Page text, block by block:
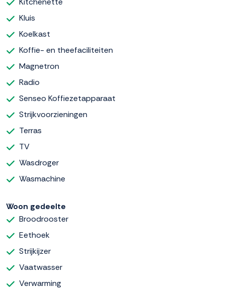
Kluis
Koelkast
Koffie- en theefaciliteiten
Magnetron
Radio
Senseo Koffiezetapparaat
Strijkvoorzieningen
Terras
TV
Wasdroger
Wasmachine
Woon gedeelte
Broodrooster
Eethoek
Strijkijzer
Vaatwasser
Verwarming